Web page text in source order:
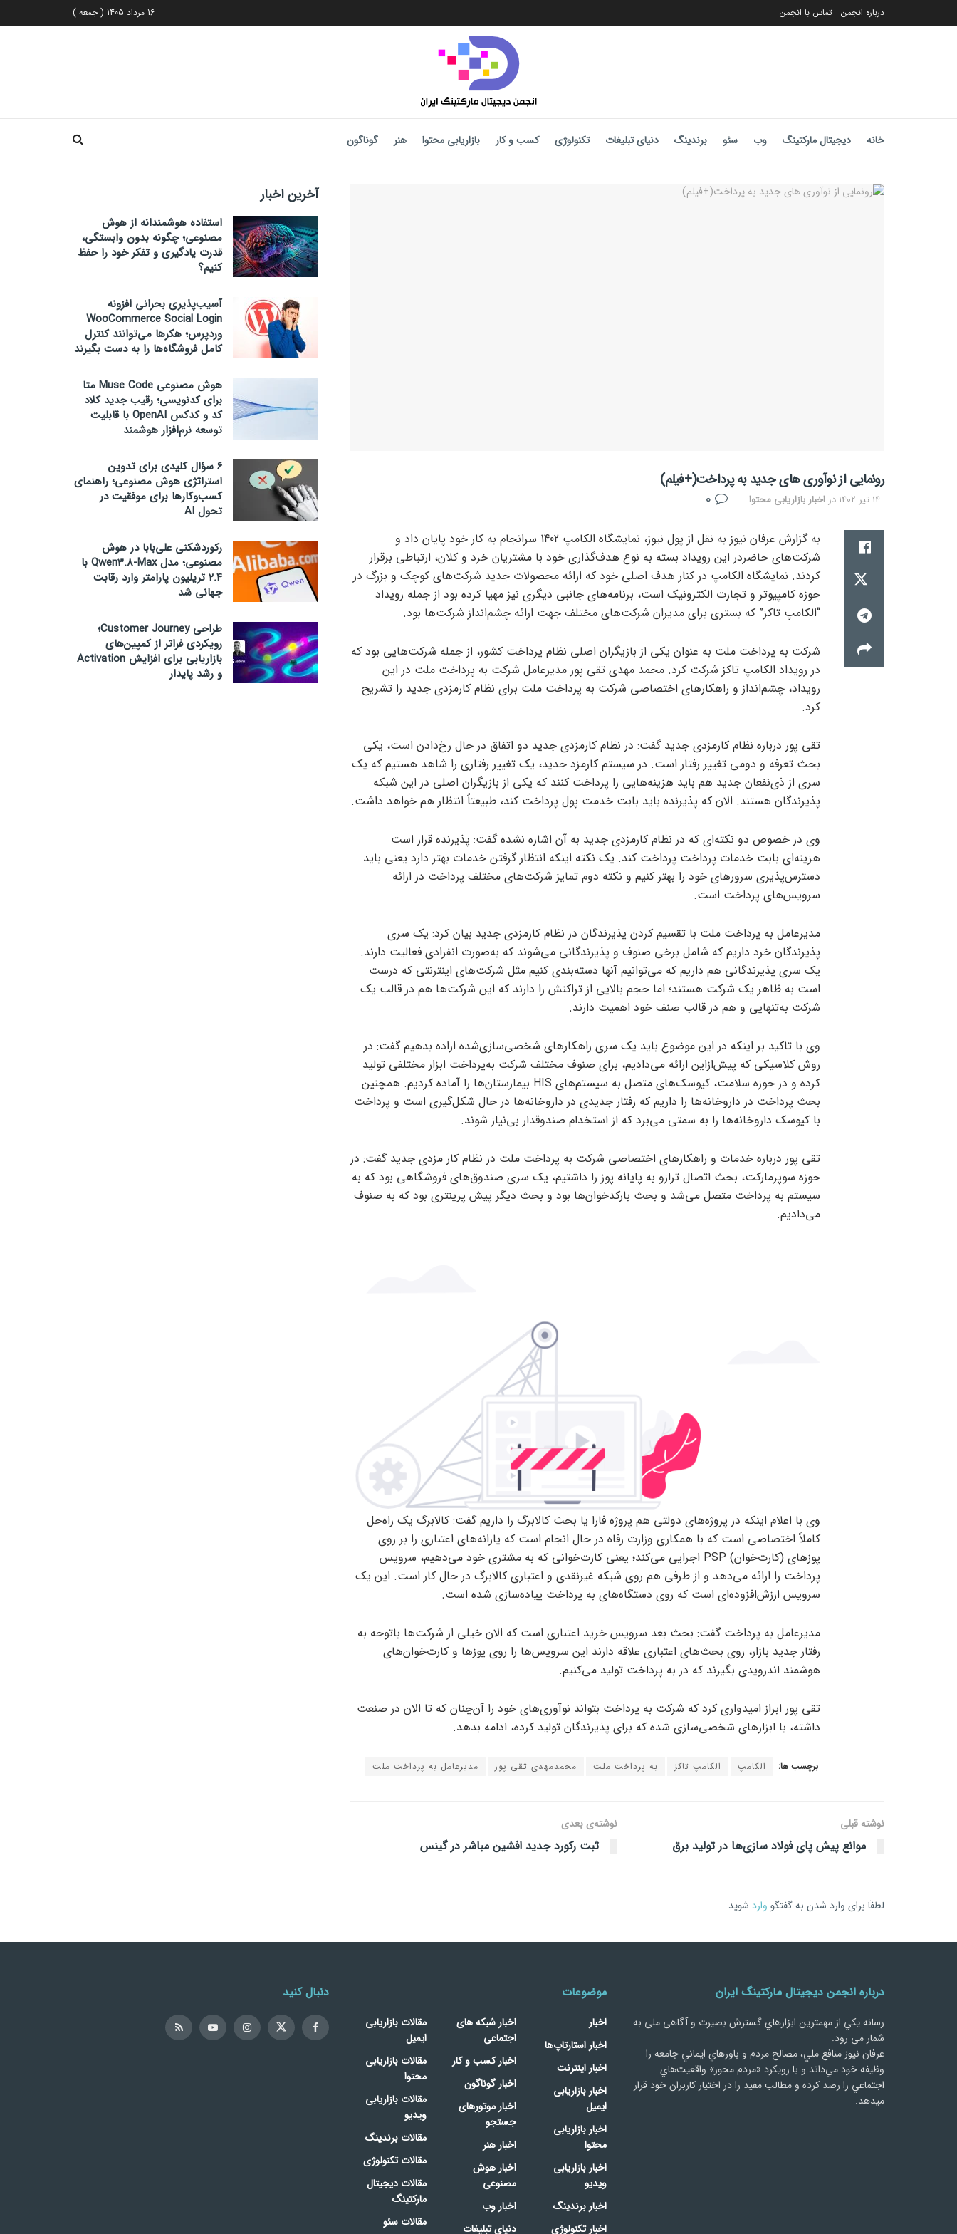
درباره انجمن تماس با انجمن 16 مرداد 1405 ( جمعه )
خانه دیجیتال مارکتینگ وب سئو برندینگ دنیای تبلیغات تکنولوژی کسب و کار بازاریابی محتوا هنر گوناگون
رونمایی از نوآوری های جدید به پرداخت(+فیلم)
14 تیر 1402 دراخبار بازاریابی محتوا
به گزارش عرفان نیوز به نقل از پول نیوز، نمایشگاه الکامپ 1402 سرانجام به کار خود پایان داد و
شرکت‌های حاضردر این رویداد بسته به نوع هدف‌گذاری خود با مشتریان خرد و کلان، ارتباطی برقرار
کردند. نمایشگاه الکامپ در کنار هدف اصلی خود که ارائه محصولات جدید شرکت‌های کوچک و بزرگ در
حوزه کامپیوتر و تجارت الکترونیک است، برنامه‌های جانبی دیگری نیز مهیا کرده بود از جمله رویداد
“الکامپ تاکز” که بستری برای مدیران شرکت‌های مختلف جهت ارائه چشم‌انداز شرکت‌ها بود.
شرکت به پرداخت ملت به عنوان یکی از بازیگران اصلی نظام پرداخت کشور، از جمله شرکت‌هایی بود که
در رویداد الکامپ تاکز شرکت کرد. محمد مهدی تقی پور مدیرعامل شرکت به پرداخت ملت در این
رویداد، چشم‌انداز و راهکارهای اختصاصی شرکت به پرداخت ملت برای نظام کارمزدی جدید را تشریح
کرد.
تقی پور درباره نظام کارمزدی جدید گفت: در نظام کارمزدی جدید دو اتفاق در حال رخ‌دادن است، یکی
بحث تعرفه و دومی تغییر رفتار است. در سیستم کارمزد جدید، یک تغییر رفتاری را شاهد هستیم که یک
سری از ذی‌نفعان جدید هم باید هزینه‌هایی را پرداخت کنند که یکی از بازیگران اصلی در این شبکه
پذیرندگان هستند. الان که پذیرنده باید بابت خدمت پول پرداخت کند، طبیعتاً انتظار هم خواهد داشت.
وی در خصوص دو نکته‌ای که در نظام کارمزدی جدید به آن اشاره نشده گفت: پذیرنده قرار است
هزینه‌ای بابت خدمات پرداخت پرداخت کند. یک نکته اینکه انتظار گرفتن خدمات بهتر دارد یعنی باید
دسترس‌پذیری سرورهای خود را بهتر کنیم و نکته دوم تمایز شرکت‌های مختلف پرداخت در ارائه
سرویس‌های پرداخت است.
مدیرعامل به پرداخت ملت با تقسیم کردن پذیرندگان در نظام کارمزدی جدید بیان کرد: یک سری
پذیرندگان خرد داریم که شامل برخی صنوف و پذیرندگانی می‌شوند که به‌صورت انفرادی فعالیت دارند.
یک سری پذیرندگانی هم داریم که می‌توانیم آنها دسته‌بندی کنیم مثل شرکت‌های اینترنتی که درست
است به ظاهر یک شرکت‌ هستند؛ اما حجم بالایی از تراکنش را دارند که این شرکت‌ها هم در قالب یک
شرکت به‌تنهایی و هم در قالب صنف خود اهمیت دارند.
وی با تاکید بر اینکه در این موضوع باید یک سری راهکارهای شخصی‌سازی‌شده اراده بدهیم گفت: در
روش کلاسیکی که پیش‌ازاین ارائه می‌دادیم، برای صنوف مختلف شرکت به‌پرداخت ابزار مختلفی تولید
کرده و در حوزه سلامت، کیوسک‌های متصل به سیستم‌های HIS بیمارستان‌ها را آماده کردیم. همچنین
بحث پرداخت در داروخانه‌ها را داریم که رفتار جدیدی در داروخانه‌ها در حال شکل‌گیری است و پرداخت
با کیوسک داروخانه‌ها را به سمتی می‌برد که از استخدام صندوقدار بی‌نیاز شوند.
تقی پور درباره خدمات و راهکارهای اختصاصی شرکت به پرداخت ملت در نظام کار مزدی جدید گفت: در
حوزه سوپرمارکت، بحث اتصال ترازو به پایانه پوز را داشتیم، یک سری صندوق‌های فروشگاهی بود که به
سیستم به پرداخت متصل می‌شد و بحث بارکدخوان‌ها بود و بحث دیگر پیش پرینتری بود که به صنوف
می‌دادیم.
وی با اعلام اینکه در پروژه‌های دولتی هم پروژه فارا یا بحث کالابرگ را داریم گفت: کالابرگ یک راه‌حل
کاملاً اختصاصی است که با همکاری وزارت رفاه در حال انجام است که یارانه‌های اعتباری را بر روی
پوز‌های (کارت‌خوان) PSP اجرایی می‌کند؛ یعنی کارت‌خوانی که به مشتری خود می‌دهیم، سرویس
پرداخت را ارائه می‌دهد و از طرفی هم روی شبکه غیرنقدی و اعتباری کالابرگ در حال کار است. این یک
سرویس ارزش‌افزوده‌ای است که روی دستگاه‌های به پرداخت پیاده‌سازی شده است.
مدیرعامل به پرداخت گفت: بحث بعد سرویس خرید اعتباری است که الان خیلی از شرکت‌ها باتوجه‌ به
رفتار جدید بازار، روی بحث‌های اعتباری علاقه دارند این سرویس‌ها را روی پوزها و کارت‌خوان‌های
هوشمند اندرویدی بگیرند که در به پرداخت تولید می‌کنیم.
تقی پور ابراز امیدواری کرد که شرکت به پرداخت بتواند نوآوری‌های خود را آن‌چنان که تا الان در صنعت
داشته، با ابزارهای شخصی‌سازی شده که برای پذیرندگان تولید کرده، ادامه بدهد.
برچسب ها: الکامپ الکامپ تاکز به پرداخت ملت محمدمهدی تقی پور مدیرعامل به پرداخت ملت
نوشته قبلی
موانع پیش پای فولاد سازی‌ها در تولید برق
نوشته‌ی بعدی
ثبت رکورد جدید افشین مباشر در گینس
لطفاَ برای وارد شدن به گفتگو وارد شوید
آخرین اخبار
استفاده هوشمندانه از هوش
مصنوعی؛ چگونه بدون وابستگی،
قدرت یادگیری و تفکر خود را حفظ
کنیم؟
آسیب‌پذیری بحرانی افزونه
WooCommerce Social Login
وردپرس؛ هکرها می‌توانند کنترل
کامل فروشگاه‌ها را به دست بگیرند
هوش مصنوعی Muse Code متا
برای کدنویسی؛ رقیب جدید کلاد
کد و کدکس OpenAI با قابلیت
توسعه نرم‌افزار هوشمند
۶ سؤال کلیدی برای تدوین
استراتژی هوش مصنوعی؛ راهنمای
کسب‌وکارها برای موفقیت در
تحول AI
رکوردشکنی علی‌بابا در هوش
مصنوعی؛ مدل Qwen3.8-Max با
۲.۴ تریلیون پارامتر وارد رقابت
جهانی شد
طراحی Customer Journey؛
رویکردی فراتر از کمپین‌های
بازاریابی برای افزایش Activation
و رشد پایدار
درباره انجمن دیجیتال مارکتینگ ایران
رسانه يكي از مهمترین ابزارهاي گسترش بصیرت و آگاهی ملی به
شمار می رود.
عرفان نیوز منافع ملي، مصالح مردم و باورهاي ايماني جامعه را
وظيفه خود مي‌داند و با رويكرد «مردم‌ محور» واقعيت‌هاي
اجتماعي را رصد کرده و مطالب مفید را در اختیار کاربران خود قرار
میدهد.
موضوعات
اخبار
اخبار استارتاپ‌ها
اخبار اینترنت
اخبار بازاریابی
ایمیل
اخبار بازاریابی
محتوا
اخبار بازاریابی
ویدیو
اخبار برندینگ
اخبار تکنولوژی
اخبار شبکه های
اجتماعی
اخبار کسب و کار
اخبار گوناگون
اخبار موتورهای
جستجو
اخبار هنر
اخبار هوش
مصنوعی
اخبار وب
دنیای تبلیغات
مقالات بازاریابی
ایمیل
مقالات بازاریابی
محتوا
مقالات بازاریابی
ویدیو
مقالات برندینگ
مقالات تکنولوژی
مقالات دیجیتال
مارکتینگ
مقالات سئو
دنبال کنید